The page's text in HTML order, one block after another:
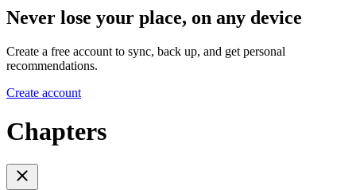
Never lose your place, on any device
Create a free account to sync, back up, and get personal
recommendations.
Create account
Chapters